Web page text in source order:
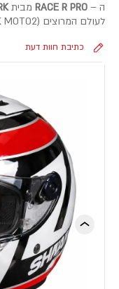
ה – RACE R PRO מבית
לעולם המרוצים (MOTO GP WSBK MOTO2)
כתיבת חוות דעת